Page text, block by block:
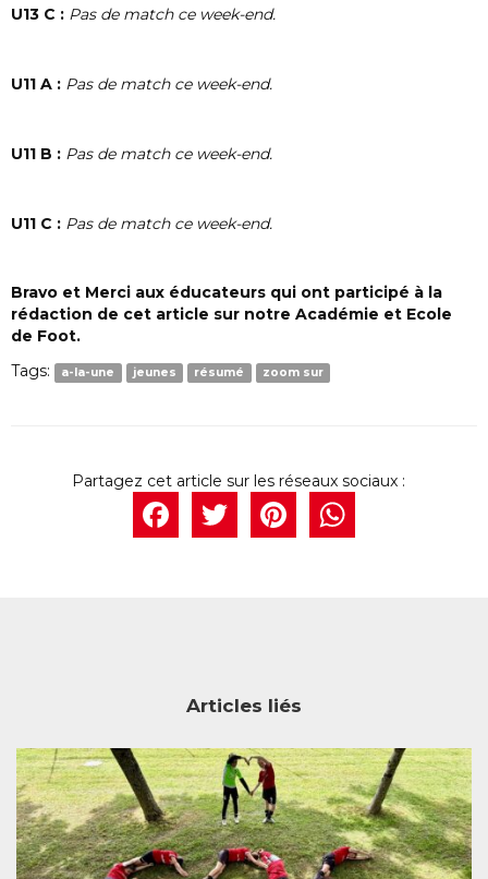
U13 C : Pas de match ce week-end.
U11 A : Pas de match ce week-end.
U11 B : Pas de match ce week-end.
U11 C : Pas de match ce week-end.
Bravo et Merci aux éducateurs qui ont participé à la
rédaction de cet article sur notre Académie et Ecole
de Foot.
Tags:
a-la-une jeunes résumé zoom sur
Facebook
Twitter
Articles liés